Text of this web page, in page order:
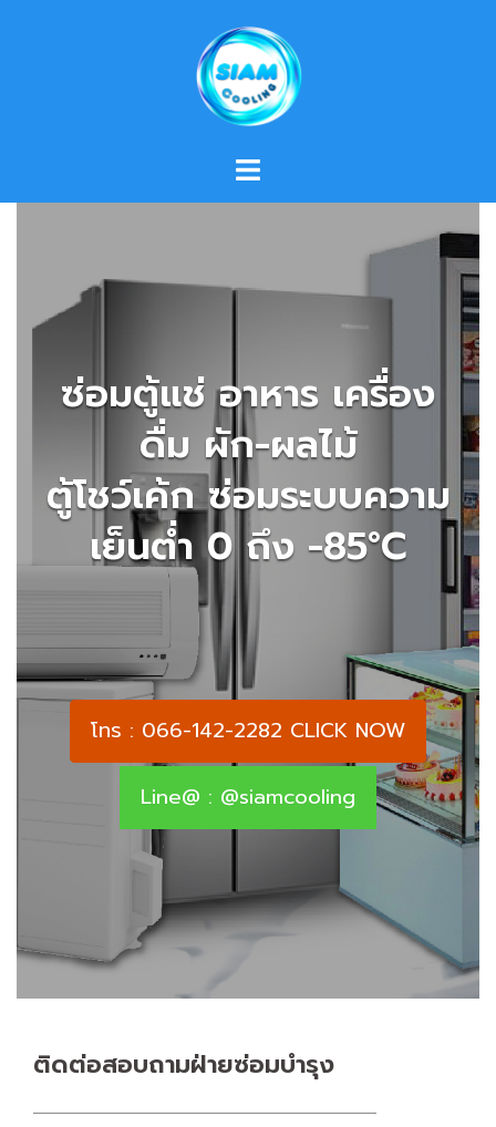
ซ่อมตู้แช่ อาหาร เครื่อง
ดื่ม ผัก-ผลไม้
ตู้โชว์เค้ก ซ่อมระบบความ
เย็นต่ำ 0 ถึง -85°C
โทร : 066-142-2282 CLICK NOW
Line@ : @siamcooling
ติดต่อสอบถาม​ฝ่ายซ่อมบำรุง